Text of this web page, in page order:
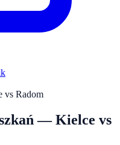
vs Radom
—Kielce vs